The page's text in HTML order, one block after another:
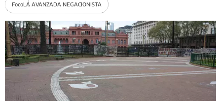
FocoLA AVANZADA NEGACIONISTA